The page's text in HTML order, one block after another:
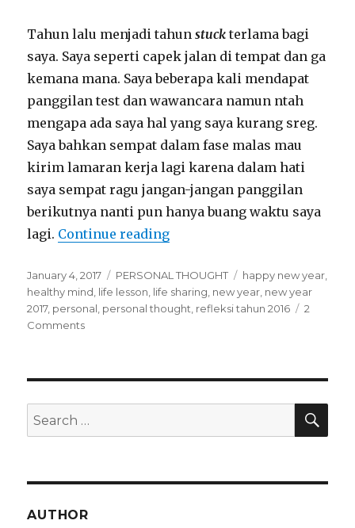
Tahun lalu menjadi tahunstuck terlama bagi
saya. Saya seperti capek jalan di tempat dan ga
kemana mana. Saya beberapa kali mendapat
panggilan test dan wawancara namun ntah
mengapa ada saya hal yang saya kurang sreg.
Saya bahkan sempat dalam fase malas mau
kirim lamaran kerja lagi karena dalam hati
saya sempat ragu jangan-jangan panggilan
berikutnya nanti pun hanya buang waktu saya
lagi. Continue reading“2016 A year of Grief and
Posted
on
January 4, 2017 Categories
PERSONAL THOUGHT Tags
happy new year
healthy mind life lesson life sharing new year new year
2017, personal personal thought refleksi tahun 2016
2
Commentson
Grief
and
Going
Search
for:
AUTHOR